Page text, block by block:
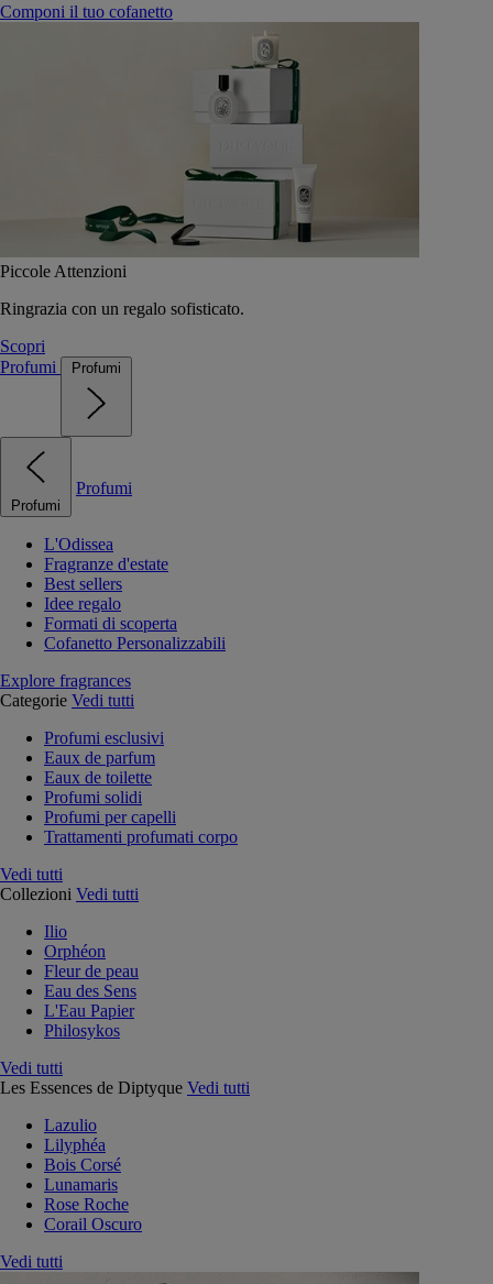
Componi il tuo cofanetto
Piccole Attenzioni
Ringrazia con un regalo sofisticato.
Scopri
Profumi
Profumi
Profumi
Profumi
L'Odissea
Fragranze d'estate
Best sellers
Idee regalo
Formati di scoperta
Cofanetto Personalizzabili
Explore fragrances
Categorie Vedi tutti
Profumi esclusivi
Eaux de parfum
Eaux de toilette
Profumi solidi
Profumi per capelli
Trattamenti profumati corpo
Vedi tutti
Collezioni Vedi tutti
Ilio
Orphéon
Fleur de peau
Eau des Sens
L'Eau Papier
Philosykos
Vedi tutti
Les Essences de Diptyque Vedi tutti
Lazulio
Lilyphéa
Bois Corsé
Lunamaris
Rose Roche
Corail Oscuro
Vedi tutti